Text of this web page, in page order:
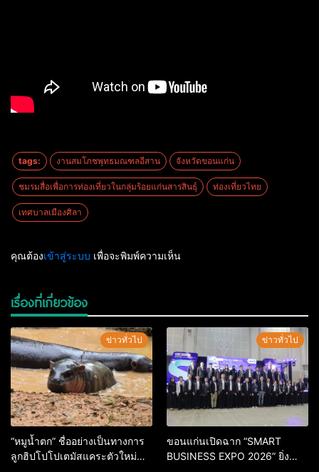
tags: งานสมโภชพุทธมณฑลอีสาน จังหวัดขอนแก่น
ชมรมสื่อเพื่อการท่องเที่ยวในกลุ่มร้อยแก่นสารสินธุ์ ท่องเที่ยวไทย
เทศบาลเมืองศิลา
คุณต้องเข้าสู่ระบบ เพื่อจะพิมพ์ความเห็น
เรื่องที่เกี่ยวข้อง
ข่าวทั่วไป
“หมูน้ำตก” ชื่ออย่างเป็นทางการ
ลูกฮิปโปโปเตมัสแคระตัวใหม่
ข่าวทั่วไป
ขอนแก่นเปิดฉาก “SMART
BUSINESS EXPO 2026” ยิ่ง